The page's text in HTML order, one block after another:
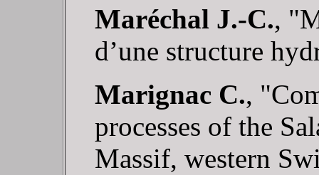
Maréchal J.-C.,
d’une structure
Marignac C.,
processes of the
Massif, western